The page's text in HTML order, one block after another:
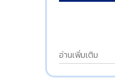
อ่านเพิ่มเติม